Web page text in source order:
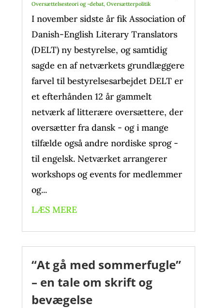
Oversættelsesteori og -debat, Oversætterpolitik
I november sidste år fik Association of
Danish-English Literary Translators
(DELT) ny bestyrelse, og samtidig
sagde en af netværkets grundlæggere
farvel til bestyrelsesarbejdet DELT er
et efterhånden 12 år gammelt
netværk af litterære oversættere, der
oversætter fra dansk - og i mange
tilfælde også andre nordiske sprog -
til engelsk. Netværket arrangerer
workshops og events for medlemmer
og...
LÆS MERE
“At gå med sommerfugle”
– en tale om skrift og
bevægelse